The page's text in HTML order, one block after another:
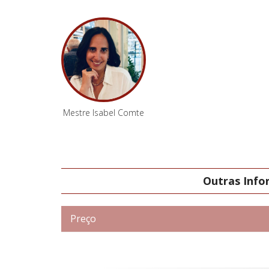
Mestre Isabel Comte
Outras
Preço